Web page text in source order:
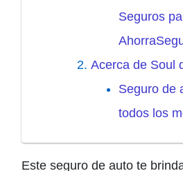
Seguros
Acerca de Soul
Seguro de
todos los
Este seguro de auto te